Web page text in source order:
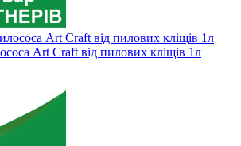
Art Craft від пилових кліщів 1л